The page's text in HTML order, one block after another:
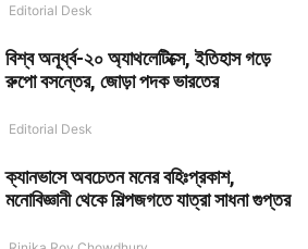
Editorial Desk
বিশ্ব অনূর্ধ্ব-২০ অ্যাথলেটিক্সে, ইতিহাস গড়ে
রুপো বসন্তের, জোড়া পদক ভারতের
Editorial Desk
ক্যানভাসে অবচেতন মনের বহিঃপ্রকাশ,
মনোবিজ্ঞানী থেকে শিল্পজগতে যাত্রা সাধনা গুপ্তর